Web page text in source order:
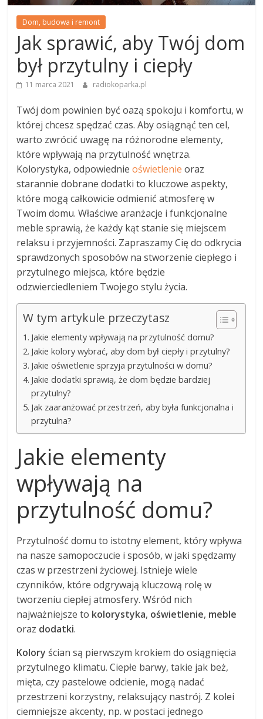
Dom, budowa i remont
Jak sprawić, aby Twój dom
był przytulny i ciepły
11 marca 2021 radiokoparka.pl
Twój dom powinien być oazą spokoju i komfortu, w
której chcesz spędzać czas. Aby osiągnąć ten cel,
warto zwrócić uwagę na różnorodne elementy,
które wpływają na przytulność wnętrza.
Kolorystyka, odpowiednieoświetlenie oraz
starannie dobrane dodatki to kluczowe aspekty,
które mogą całkowicie odmienić atmosferę w
Twoim domu. Właściwe aranżacje i funkcjonalne
meble sprawią, że każdy kąt stanie się miejscem
relaksu i przyjemności. Zapraszamy Cię do odkrycia
sprawdzonych sposobów na stworzenie ciepłego i
przytulnego miejsca, które będzie
odzwierciedleniem Twojego stylu życia.
W tym artykule przeczytasz
Jakie elementy wpływają na przytulność domu?
Jakie kolory wybrać, aby dom był ciepły i przytulny?
Jakie oświetlenie sprzyja przytulności w domu?
Jakie dodatki sprawią, że dom będzie bardziej
przytulny?
Jak zaaranżować przestrzeń, aby była funkcjonalna i
przytulna?
Jakie elementy
wpływają na
przytulność domu?
Przytulność domu to istotny element, który wpływa
na nasze samopoczucie i sposób, w jaki spędzamy
czas w przestrzeni życiowej. Istnieje wiele
czynników, które odgrywają kluczową rolę w
tworzeniu ciepłej atmosfery. Wśród nich
najważniejsze to kolorystyka, oświetlenie, meble
oraz dodatki.
Kolory ścian są pierwszym krokiem do osiągnięcia
przytulnego klimatu. Ciepłe barwy, takie jak beż,
mięta, czy pastelowe odcienie, mogą nadać
przestrzeni korzystny, relaksujący nastrój. Z kolei
ciemniejsze akcenty, np. w postaci jednego